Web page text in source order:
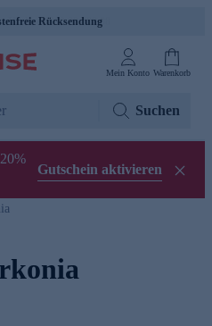
Rücksendung
Mein Konto Warenkorb
Suchen
Gutschein aktivieren